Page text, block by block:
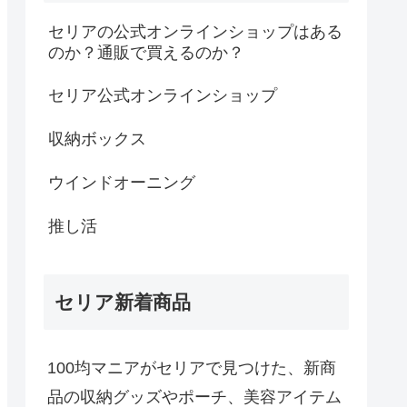
セリアの公式オンラインショップはある
のか？通販で買えるのか？
セリア公式オンラインショップ
収納ボックス
ウインドオーニング
推し活
セリア新着商品
100均マニアがセリアで見つけた、新商
品の収納グッズやポーチ、美容アイテム